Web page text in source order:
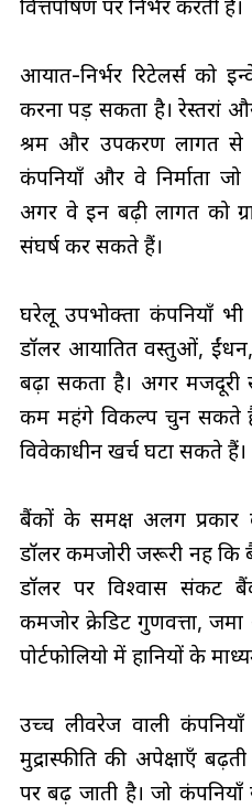
वित्तपोषण पर निर्भर करती हैं।
आयात-निर्भर रिटेलर्स को
करना पड़ सकता है। रेस्तरां
श्रम और उपकरण लागत से
कंपनियाँ और वे निर्माता जो
अगर वे इन बढ़ी लागत को
संघर्ष कर सकते हैं।
घरेलू उपभोक्ता कंपनियाँ
डॉलर आयातित वस्तुओं,
बढ़ा सकता है। अगर मजदूरी
कम महंगे विकल्प चुन सकते
विवेकाधीन खर्च घटा सकते हैं।
बैंकों के समक्ष अलग प्रकार
डॉलर कमजोरी जरूरी नहीं
डॉलर पर विश्वास संकट
कमजोर क्रेडिट गुणवत्ता,
पोर्टफोलियो में हानियों के
उच्च लीवरेज वाली कंपनियाँ
मुद्रास्फीति की अपेक्षाएँ
पर बढ़ जाती है। जो कंपनियाँ